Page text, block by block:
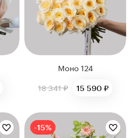
Моно 124
18 341 ₽
15 590 ₽
-15%